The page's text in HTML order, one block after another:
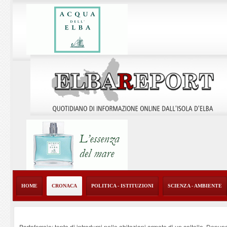
HOME CRONACA POLITICA - ISTITUZIONI SCIENZA - AMBIENTE